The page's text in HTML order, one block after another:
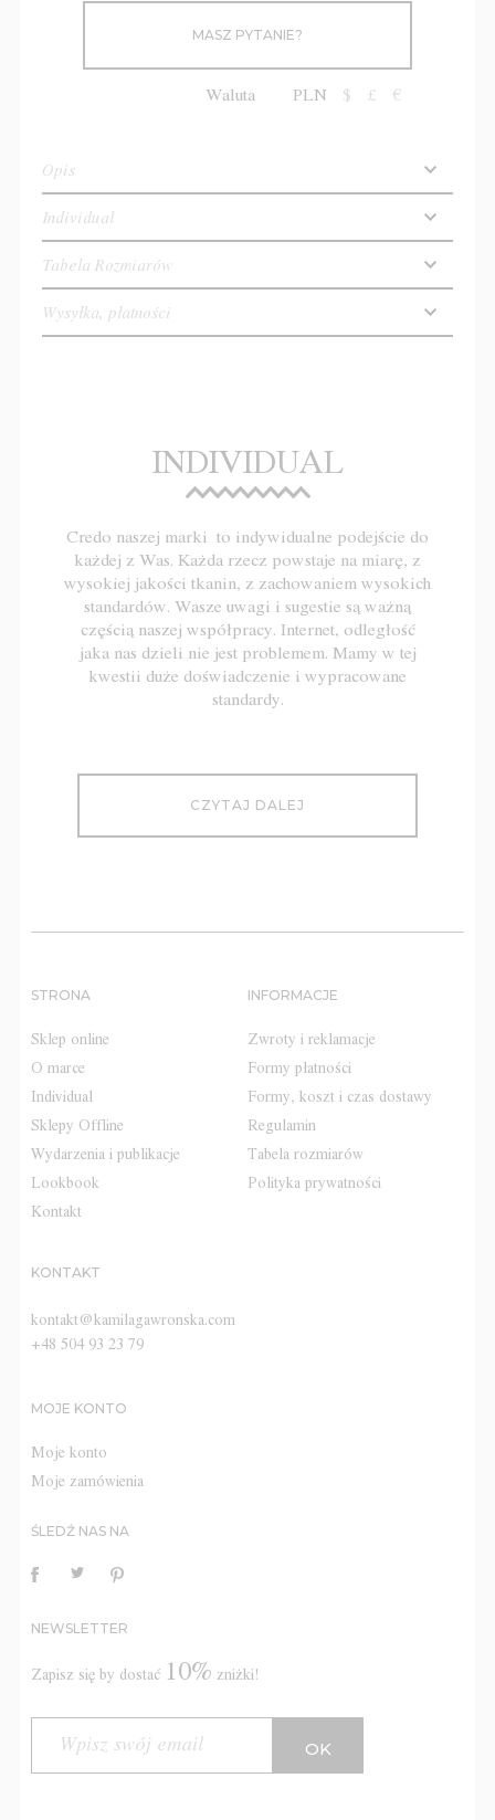
MASZ PYTANIE?
Waluta PLN $ £ €
Opis
Individual
Tabela Rozmiarów
Wysyłka, płatności
INDIVIDUAL
Credo naszej marki to indywidualne podejście do
każdej z Was. Każda rzecz powstaje na miarę, z
wysokiej jakości tkanin, z zachowaniem wysokich
standardów. Wasze uwagi i sugestie są ważną
częścią naszej współpracy. Internet, odległość
jaka nas dzieli nie jest problemem. Mamy w tej
kwestii duże doświadczenie i wypracowane
standardy.
CZYTAJ DALEJ
STRONA
Sklep online
O marce
Individual
Sklepy Offline
Wydarzenia i publikacje
Lookbook
Kontakt
INFORMACJE
Zwroty i reklamacje
Formy płatności
Formy, koszt i czas dostawy
Regulamin
Tabela rozmiarów
Polityka prywatności
KONTAKT
kontakt@kamilagawronska.com
+48 504 93 23 79
MOJE KONTO
Moje konto
Moje zamówienia
ŚLEDŹ NAS NA
NEWSLETTER
Zapisz się by dostać 10% zniżki!